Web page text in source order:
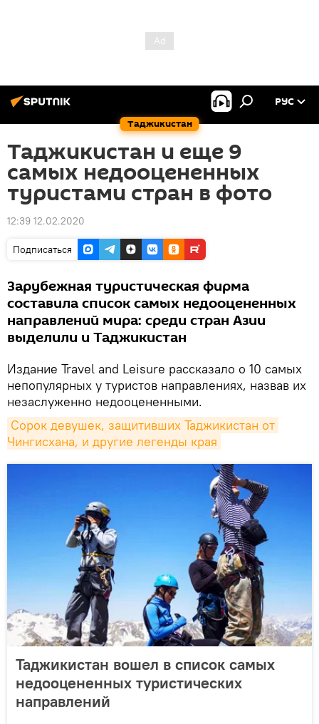
Таджикистан
РУС
Таджикистан и еще 9
самых недооцененных
туристами стран в фото
12:39 12.02.2020
Подписаться
Зарубежная туристическая фирма
составила список самых недооцененных
направлений мира: среди стран Азии
выделили и Таджикистан
Издание Travel and Leisure рассказало о 10 самых
непопулярных у туристов направлениях, назвав их
незаслуженно недооцененными.
Сорок девушек, защитивших Таджикистан от
Чингисхана, и другие легенды края
Таджикистан вошел в список самых
недооцененных туристических
направлений